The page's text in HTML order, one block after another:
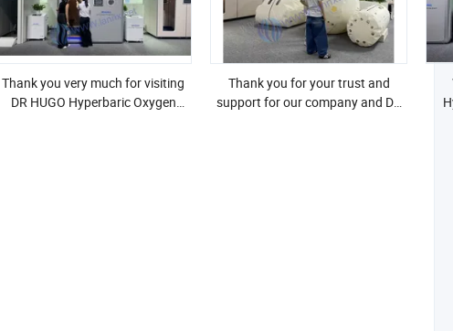
Thank you very much for visiting
DR HUGO Hyperbaric Oxygen
Thank you for your trust and
support for our company and DR